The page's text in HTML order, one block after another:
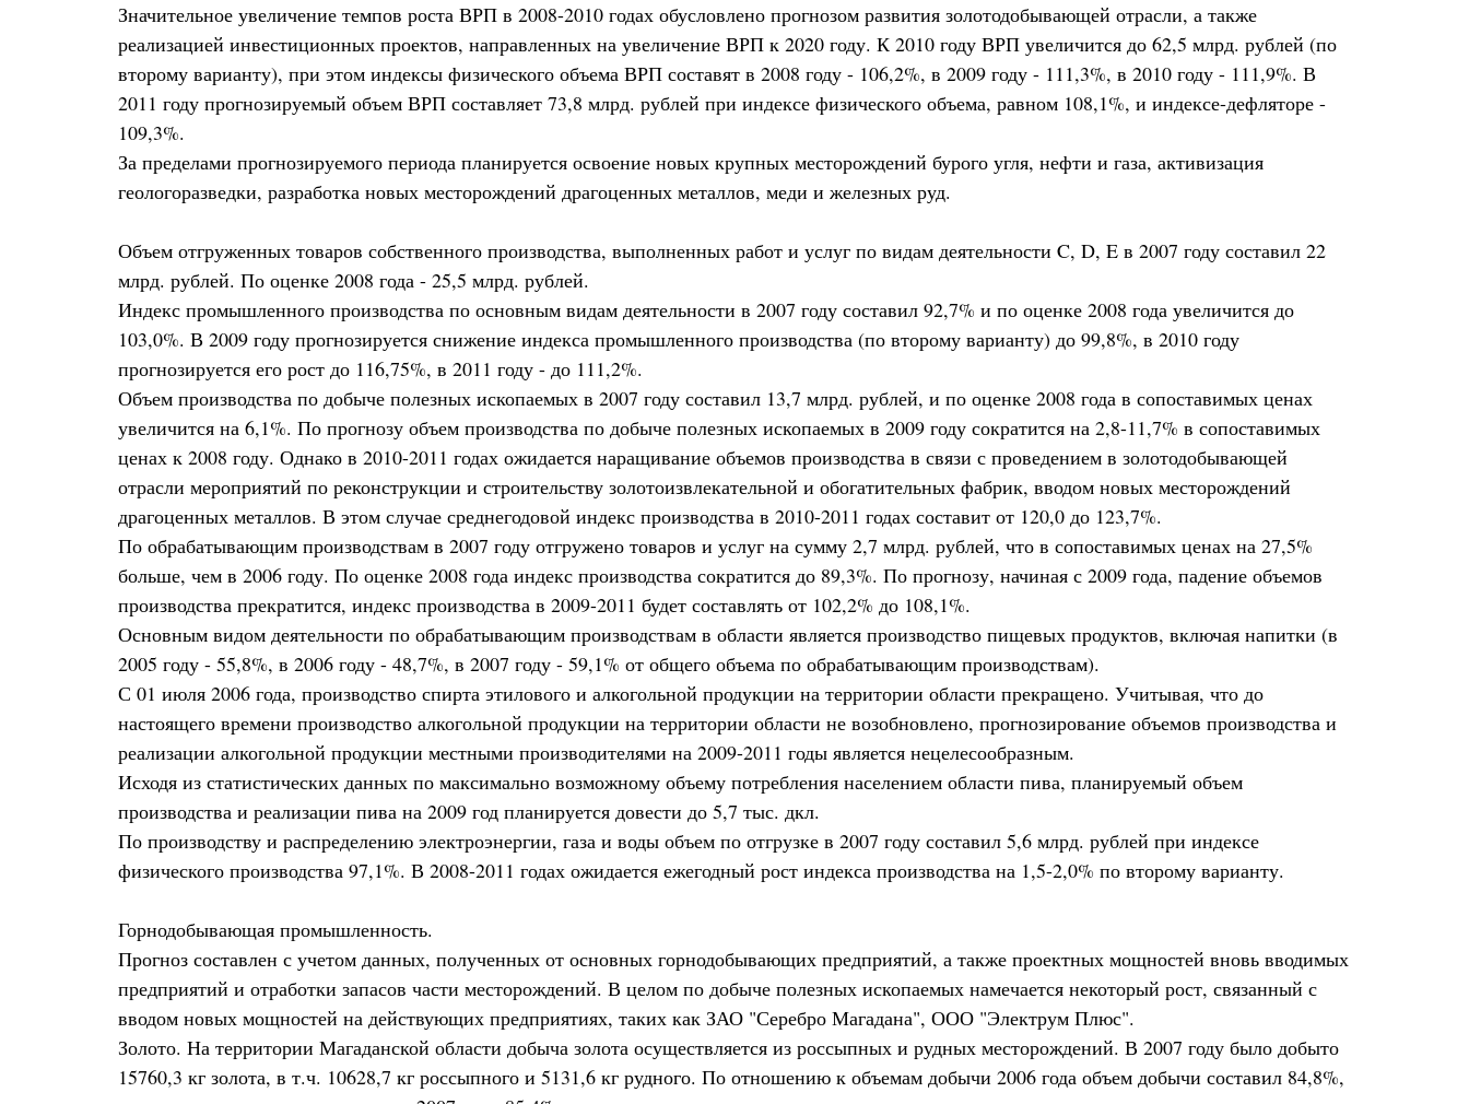
Значительное увеличение темпов роста ВРП в 2008-2010 годах обусловлено прогнозом развития золотодобывающей отрасли, а также
реализацией инвестиционных проектов, направленных на увеличение ВРП к 2020 году. К 2010 году ВРП увеличится до 62,5 млрд. рублей (по
второму варианту), при этом индексы физического объема ВРП составят в 2008 году - 106,2%, в 2009 году - 111,3%, в 2010 году - 111,9%. В
2011 году прогнозируемый объем ВРП составляет 73,8 млрд. рублей при индексе физического объема, равном 108,1%, и индексе-дефляторе -
109,3%.
За пределами прогнозируемого периода планируется освоение новых крупных месторождений бурого угля, нефти и газа, активизация
геологоразведки, разработка новых месторождений драгоценных металлов, меди и железных руд.
Объем отгруженных товаров собственного производства, выполненных работ и услуг по видам деятельности C, D, E в 2007 году составил 22
млрд. рублей. По оценке 2008 года - 25,5 млрд. рублей.
Индекс промышленного производства по основным видам деятельности в 2007 году составил 92,7% и по оценке 2008 года увеличится до
103,0%. В 2009 году прогнозируется снижение индекса промышленного производства (по второму варианту) до 99,8%, в 2010 году
прогнозируется его рост до 116,75%, в 2011 году - до 111,2%.
Объем производства по добыче полезных ископаемых в 2007 году составил 13,7 млрд. рублей, и по оценке 2008 года в сопоставимых ценах
увеличится на 6,1%. По прогнозу объем производства по добыче полезных ископаемых в 2009 году сократится на 2,8-11,7% в сопоставимых
ценах к 2008 году. Однако в 2010-2011 годах ожидается наращивание объемов производства в связи с проведением в золотодобывающей
отрасли мероприятий по реконструкции и строительству золотоизвлекательной и обогатительных фабрик, вводом новых месторождений
драгоценных металлов. В этом случае среднегодовой индекс производства в 2010-2011 годах составит от 120,0 до 123,7%.
По обрабатывающим производствам в 2007 году отгружено товаров и услуг на сумму 2,7 млрд. рублей, что в сопоставимых ценах на 27,5%
больше, чем в 2006 году. По оценке 2008 года индекс производства сократится до 89,3%. По прогнозу, начиная с 2009 года, падение объемов
производства прекратится, индекс производства в 2009-2011 будет составлять от 102,2% до 108,1%.
Основным видом деятельности по обрабатывающим производствам в области является производство пищевых продуктов, включая напитки (в
2005 году - 55,8%, в 2006 году - 48,7%, в 2007 году - 59,1% от общего объема по обрабатывающим производствам).
С 01 июля 2006 года, производство спирта этилового и алкогольной продукции на территории области прекращено. Учитывая, что до
настоящего времени производство алкогольной продукции на территории области не возобновлено, прогнозирование объемов производства и
реализации алкогольной продукции местными производителями на 2009-2011 годы является нецелесообразным.
Исходя из статистических данных по максимально возможному объему потребления населением области пива, планируемый объем
производства и реализации пива на 2009 год планируется довести до 5,7 тыс. дкл.
По производству и распределению электроэнергии, газа и воды объем по отгрузке в 2007 году составил 5,6 млрд. рублей при индексе
физического производства 97,1%. В 2008-2011 годах ожидается ежегодный рост индекса производства на 1,5-2,0% по второму варианту.
Горнодобывающая промышленность.
Прогноз составлен с учетом данных, полученных от основных горнодобывающих предприятий, а также проектных мощностей вновь вводимых
предприятий и отработки запасов части месторождений. В целом по добыче полезных ископаемых намечается некоторый рост, связанный с
вводом новых мощностей на действующих предприятиях, таких как ЗАО "Серебро Магадана", ООО "Электрум Плюс".
Золото. На территории Магаданской области добыча золота осуществляется из россыпных и рудных месторождений. В 2007 году было добыто
15760,3 кг золота, в т.ч. 10628,7 кг россыпного и 5131,6 кг рудного. По отношению к объемам добычи 2006 года объем добычи составил 84,8%,